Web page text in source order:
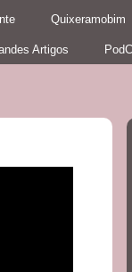
Quixeramobim
Artigos